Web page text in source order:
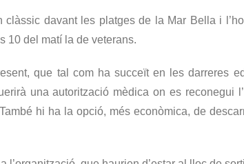
clàssic davant les platges de la Mar Bella i
10 del matí la de veterans.
que tal com ha succeït en les darreres
una autorització mèdica on es reconegui
hi ha la opció, més econòmica, de